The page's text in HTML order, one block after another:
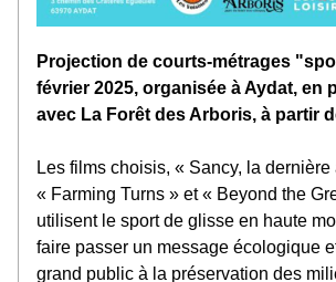
Projection de courts-métrages
février 2025, organisée à Aydat, en
avec La Forêt des Arboris, à partir
Les films choisis, « Sancy, la dernière
« Farming Turns » et « Beyond the
utilisent le sport de glisse en haute
faire passer un message écologique
grand public à la préservation des